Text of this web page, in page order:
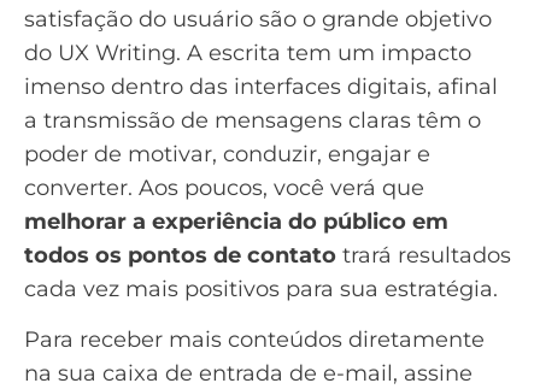
satisfação do usuário são o grande objetivo
do UX Writing. A escrita tem um impacto
imenso dentro das interfaces digitais, afinal
a transmissão de mensagens claras têm o
poder de motivar, conduzir, engajar e
converter. Aos poucos, você verá que
melhorar a experiência do público em
todos os pontos de contato trará resultados
cada vez mais positivos para sua estratégia.
Para receber mais conteúdos diretamente
na sua caixa de entrada de e-mail, assine